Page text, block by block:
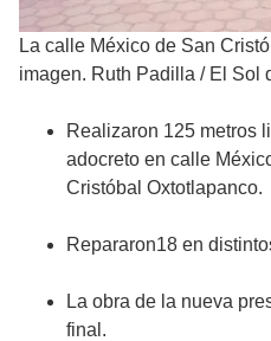
La calle México de San
imagen. Ruth Padilla / El Sol
Realizaron 125 metros
adocreto en calle
Cristóbal Oxtotlapanco.
Repararon18 en
La obra de la nueva
final.